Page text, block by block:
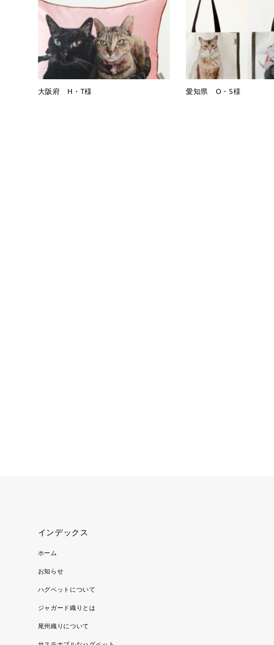
大阪府 H・T様 愛知県 O・S様
インデックス
ホーム
お知らせ
ハグペットについて
ジャガード織りとは
尾州織りについて